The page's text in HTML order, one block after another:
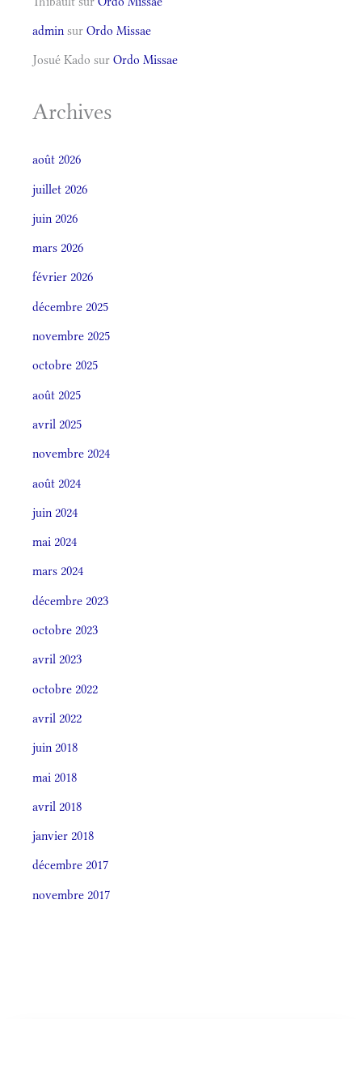
admin sur Ordo Missae
Josué Kado sur Ordo Missae
Archives
août 2026
juillet 2026
juin 2026
mars 2026
février 2026
décembre 2025
novembre 2025
octobre 2025
août 2025
avril 2025
novembre 2024
août 2024
juin 2024
mai 2024
mars 2024
décembre 2023
octobre 2023
avril 2023
octobre 2022
avril 2022
juin 2018
mai 2018
avril 2018
janvier 2018
décembre 2017
novembre 2017